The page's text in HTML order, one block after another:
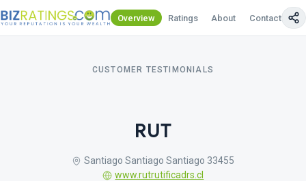
Overview Ratings About Contact Us
CUSTOMER TESTIMONIALS
RUT
Santiago Santiago Santiago 33455
www.rutrutificadrs.cl